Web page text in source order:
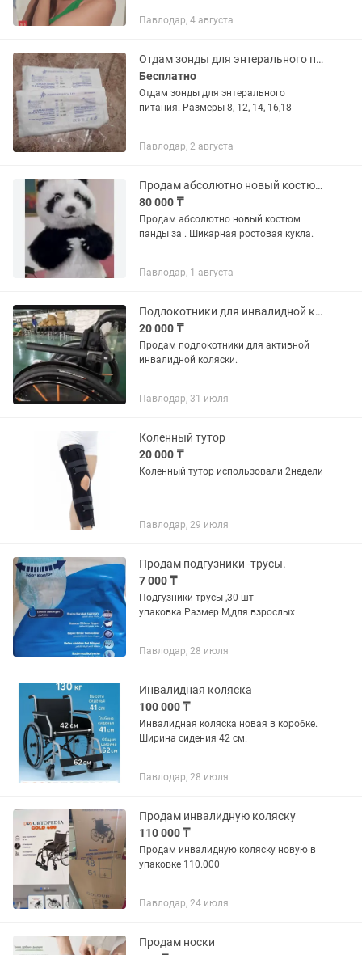
Павлодар, 4 августа
Отдам зонды для энтерального питания
Бесплатно
Отдам зонды для энтерального
питания. Размеры 8, 12, 14, 16,18
Павлодар, 2 августа
Продам абсолютно новый костюм панды
80 000 ₸
Продам абсолютно новый костюм
панды за . Шикарная ростовая кукла.
Павлодар, 1 августа
Подлокотники для инвалидной коляски
20 000 ₸
Продам подлокотники для активной
инвалидной коляски.
Павлодар, 31 июля
Коленный тутор
20 000 ₸
Коленный тутор использовали 2недели
Павлодар, 29 июля
Продам подгузники -трусы.
7 000 ₸
Подгузники-трусы ,30 шт
упаковка.Размер М,для взрослых
Павлодар, 28 июля
Инвалидная коляска
100 000 ₸
Инвалидная коляска новая в коробке.
Ширина сидения 42 см.
Павлодар, 28 июля
Продам инвалидную коляску
110 000 ₸
Продам инвалидную коляску новую в
упаковке 110.000
Павлодар, 24 июля
Продам носки